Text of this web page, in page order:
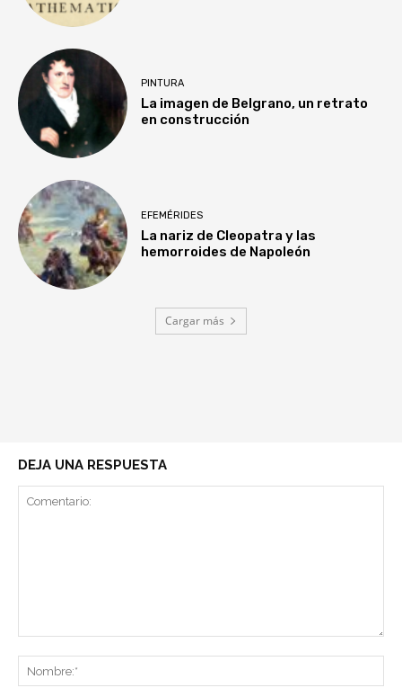
PINTURA
La imagen de Belgrano, un retrato
en construcción
EFEMÉRIDES
La nariz de Cleopatra y las
hemorroides de Napoleón
Cargar más
DEJA UNA RESPUESTA